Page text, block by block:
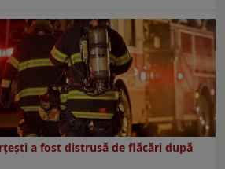
a fost distrusă de flăcări după